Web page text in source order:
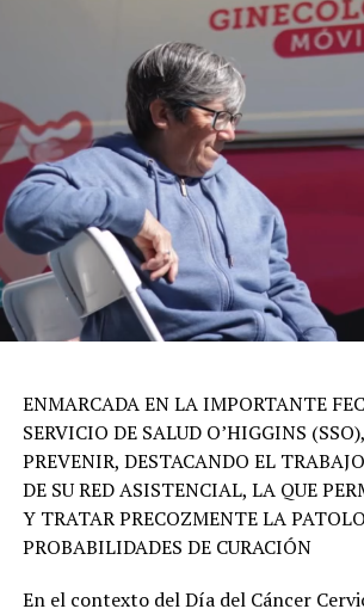
ENMARCADA EN LA IMPORTANTE
SERVICIO DE SALUD O’HIGGINS
PREVENIR, DESTACANDO EL
DE SU RED ASISTENCIAL, LA QUE
Y TRATAR PRECOZMENTE LA
PROBABILIDADES DE CURACIÓN
En el contexto del Día del Cáncer